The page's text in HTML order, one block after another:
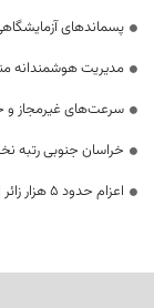
پسماندهای
مدیریت هوشمندانه
سرعت‌های غیرمجاز و
خراسان جنوبی رتبه
اعزام حدود 5 هزار زائر اربعین از خراسان جنوبی؛ بازگشت‌ها آغاز شد